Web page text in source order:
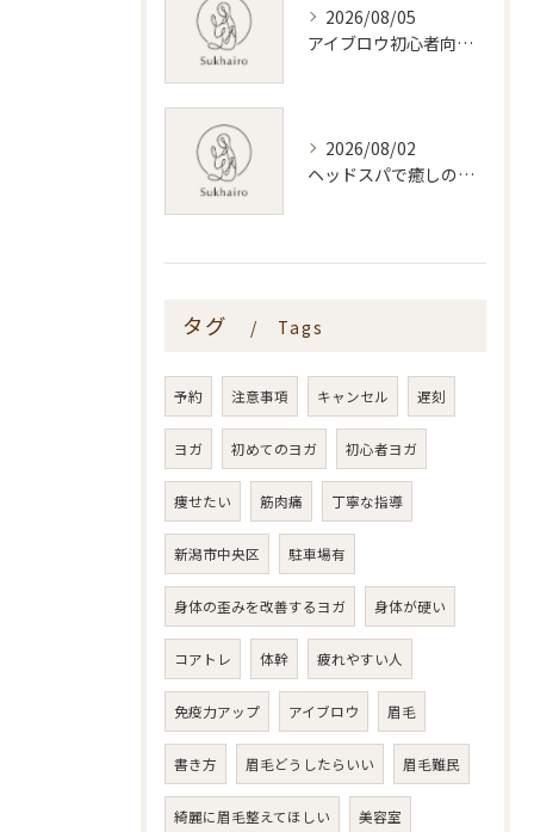
2026/08/05
アイブロウ初心者向け新潟県で失敗しない眉デザインとサロン選びのコツ
2026/08/02
ヘッドスパで癒しの時間を満喫する新潟県新潟市の魅力と選び方ガイド
タグ Tags
予約 注意事項 キャンセル 遅刻
ヨガ 初めてのヨガ 初心者ヨガ
痩せたい 筋肉痛 丁寧な指導
新潟市中央区 駐車場有
身体の歪みを改善するヨガ 身体が硬い
コアトレ 体幹 疲れやすい人
免疫力アップ アイブロウ 眉毛
書き方 眉毛どうしたらいい 眉毛難民
綺麗に眉毛整えてほしい 美容室